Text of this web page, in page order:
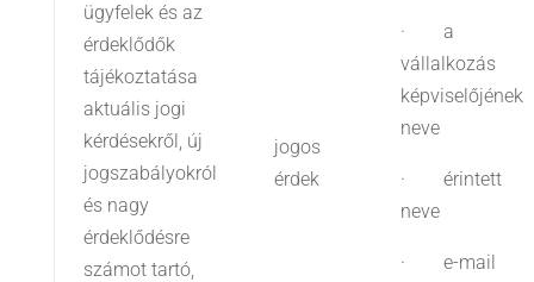
ügyfelek és az
érdeklődők
tájékoztatása
aktuális jogi
kérdésekről, új
jogszabályokról
és nagy
érdeklődésre
számot tartó,
jogos
érdek
· a
vállalkozás
képviselőjének
neve
· érintett
neve
· e-mail